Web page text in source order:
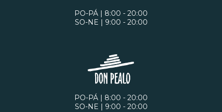
PO-PÁ | 8:00 - 20:00
SO-NE | 9:00 - 20:00
PO-PÁ | 8:00 - 20:00
SO-NE | 9:00 - 20:00